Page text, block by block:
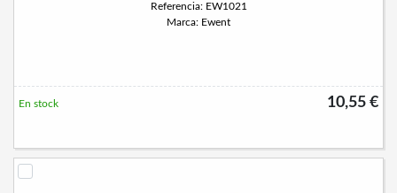
Referencia: EW1021
Marca: Ewent
10,55 €
En stock